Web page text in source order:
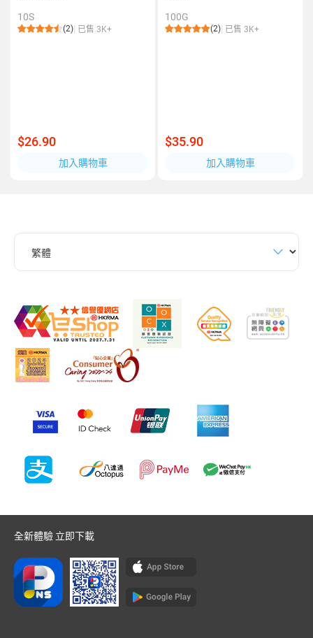
10S
(2) 已售 3K+
$26.90
加入購物車
100G
(2) 已售 3K+
$35.90
加入購物車
全新體驗 立即下載